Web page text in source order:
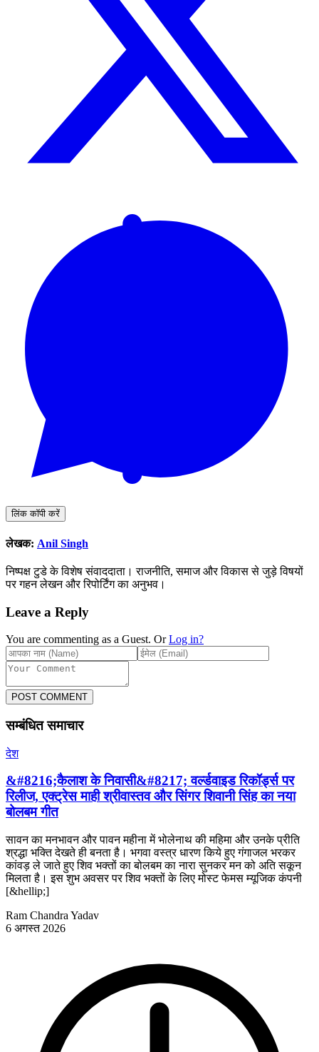
लिंक कॉपी करें
लेखक: Anil Singh
निष्पक्ष टुडे के विशेष संवाददाता। राजनीति, समाज और विकास से जुड़े विषयों
पर गहन लेखन और रिपोर्टिंग का अनुभव।
Leave a Reply
You are commenting as a Guest. Or Log in?
POST COMMENT
सम्बंधित समाचार
देश
&#8216;कैलाश के निवासी&#8217; वर्ल्डवाइड रिकॉर्ड्स पर
रिलीज, एक्ट्रेस माही श्रीवास्तव और सिंगर शिवानी सिंह का नया
बोलबम गीत
सावन का मनभावन और पावन महीना में भोलेनाथ की महिमा और उनके प्रीति
श्रद्धा भक्ति देखते ही बनता है। भगवा वस्त्र धारण किये हुए गंगाजल भरकर
कांवड़ ले जाते हुए शिव भक्तों का बोलबम का नारा सुनकर मन को अति सकून
मिलता है। इस शुभ अवसर पर शिव भक्तों के लिए मोस्ट फेमस म्यूजिक कंपनी
[&hellip;]
Ram Chandra Yadav
6 अगस्त 2026